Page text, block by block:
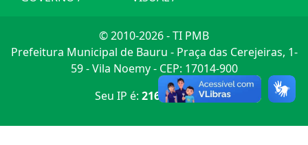
© 2010-2026 - TI PMB
Prefeitura Municipal de Bauru - Praça das Cerejeiras, 1-
59 - Vila Noemy - CEP: 17014-900
Seu IP é: 216.73.217.52